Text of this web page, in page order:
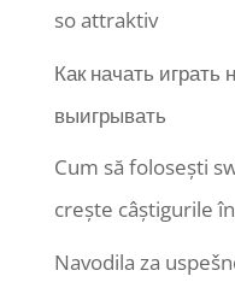
so attraktiv
Как начать
выигрывать
Cum să folosești
crește câștigurile
Navodila za